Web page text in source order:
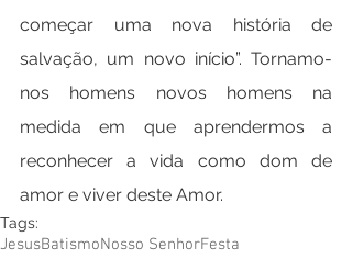
começar uma nova história de
salvação, um novo início”. Tornamo-
nos homens novos homens na
medida em que aprendermos a
reconhecer a vida como dom de
amor e viver deste Amor.
Tags:
JesusBatismoNosso SenhorFesta